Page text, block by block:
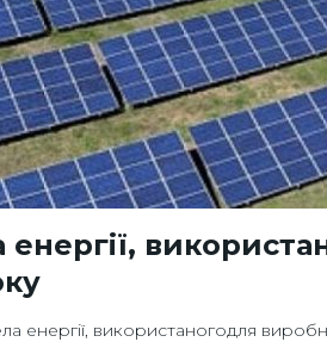
використаногодля